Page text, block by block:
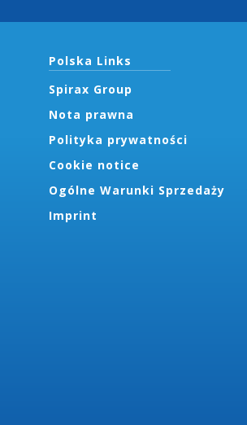
Polska Links
Spirax Group
Nota prawna
Polityka prywatności
Cookie notice
Ogólne Warunki Sprzedaży
Imprint